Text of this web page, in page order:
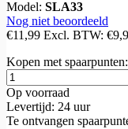
Model: SLA33
Nog niet beoordeeld
€11,99 Excl. BTW:
Kopen met spaarpunten:
Op voorraad
Levertijd: 24 uur
Te ontvangen